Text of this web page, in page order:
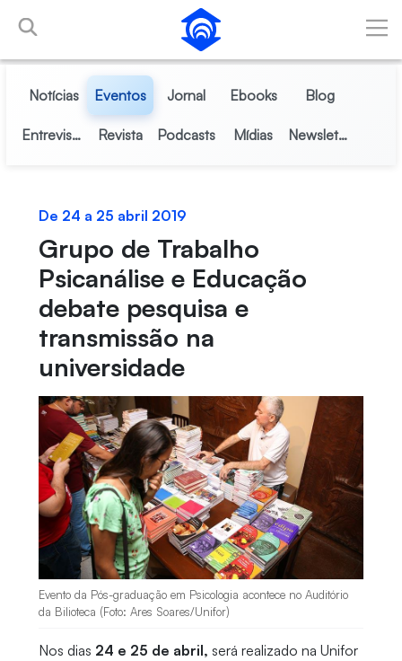
Pular para o Conteúdo principal
Notícias Eventos Jornal Ebooks Blog
Entrevistas Revista Podcasts Mídias Newsletter
De 24 a 25 abril 2019
Grupo de Trabalho
Psicanálise e Educação
debate pesquisa e
transmissão na
universidade
Evento da Pós-graduação em Psicologia acontece no Auditório
da Bilioteca (Foto: Ares Soares/Unifor)
Nos dias 24 e 25 de abril, será realizado na Unifor